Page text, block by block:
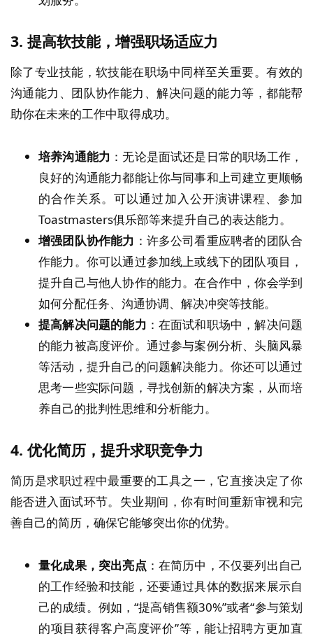
3. 提高软技能，增强职场适应力
除了专业技能，软技能在职场中同样至关重要。有效的
沟通能力、团队协作能力、解决问题的能力等，都能帮
助你在未来的工作中取得成功。
培养沟通能力 ：无论是面试还是日常的职场工作，
良好的沟通能力都能让你与同事和上司建立更顺畅
的合作关系。可以通过加入公开演讲课程、参加
Toastmasters俱乐部等来提升自己的表达能力。
增强团队协作能力 ：许多公司看重应聘者的团队合
作能力。你可以通过参加线上或线下的团队项目，
提升自己与他人协作的能力。在合作中，你会学到
如何分配任务、沟通协调、解决冲突等技能。
提高解决问题的能力 ：在面试和职场中，解决问题
的能力被高度评价。通过参与案例分析、头脑风暴
等活动，提升自己的问题解决能力。你还可以通过
思考一些实际问题，寻找创新的解决方案，从而培
养自己的批判性思维和分析能力。
4.优化简历，提升求职竞争力
简历是求职过程中最重要的工具之一，它直接决定了你
能否进入面试环节。失业期间，你有时间重新审视和完
善自己的简历，确保它能够突出你的优势。
量化成果，突出亮点 ：在简历中，不仅要列出自己
的工作经验和技能，还要通过具体的数据来展示自
己的成绩。例如，“提高销售额30%”或者“参与策划
的项目获得客户高度评价”等，能让招聘方更加直